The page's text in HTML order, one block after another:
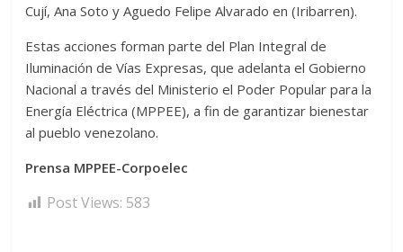
Cují, Ana Soto y Aguedo Felipe Alvarado en (Iribarren).
Estas acciones forman parte del Plan Integral de
Iluminación de Vías Expresas, que adelanta el Gobierno
Nacional a través del Ministerio el Poder Popular para la
Energía Eléctrica (MPPEE), a fin de garantizar bienestar
al pueblo venezolano.
Prensa MPPEE-Corpoelec
Post Views: 583